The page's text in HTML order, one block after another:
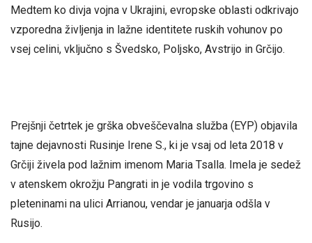
Medtem ko divja vojna v Ukrajini, evropske oblasti odkrivajo
vzporedna življenja in lažne identitete ruskih vohunov po
vsej celini, vključno s Švedsko, Poljsko, Avstrijo in Grčijo.
Prejšnji četrtek je grška obveščevalna služba (EYP) objavila
tajne dejavnosti Rusinje Irene S., ki je vsaj od leta 2018 v
Grčiji živela pod lažnim imenom Maria Tsalla. Imela je sedež
v atenskem okrožju Pangrati in je vodila trgovino s
pleteninami na ulici Arrianou, vendar je januarja odšla v
Rusijo.